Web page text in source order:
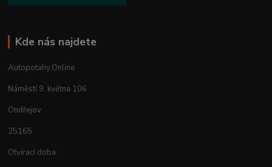
Kde nás najdete
Autopotahy.Online
Náměstí 9. května 106
Ondřejov
25165
Otvírací doba :